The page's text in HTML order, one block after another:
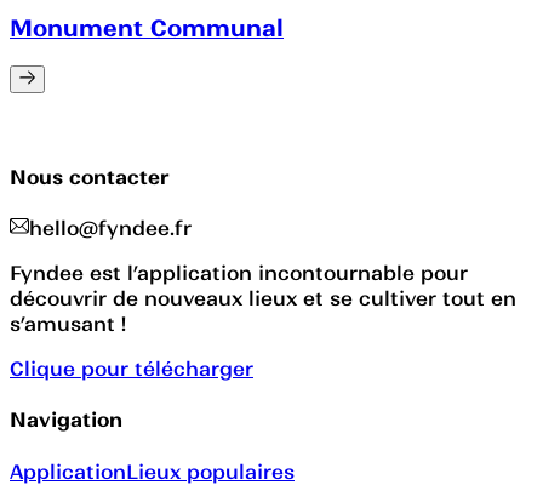
Monument Communal
Nous contacter
hello@fyndee.fr
Fyndee est l’application incontournable pour
découvrir de nouveaux lieux et se cultiver tout en
s’amusant !
Clique pour télécharger
Navigation
ApplicationLieux populaires